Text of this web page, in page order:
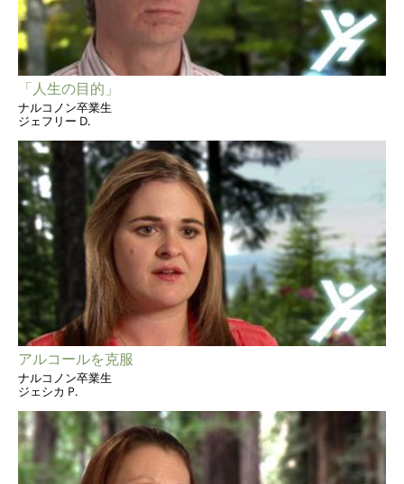
「人生の目的」
ナルコノン卒業生
ジェフリー D.
アルコールを克服
ナルコノン卒業生
ジェシカ P.